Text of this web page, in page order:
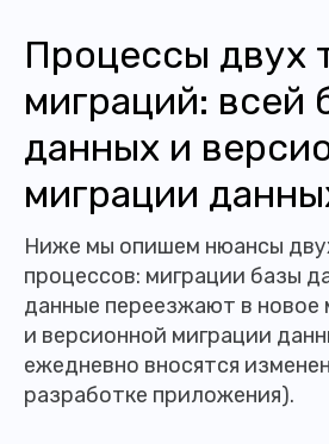
Процессы двух
миграций: всей
данных и
миграции
Ниже мы опишем нюансы
процессов: миграции базы
данные переезжают в новое
и версионной миграции
ежедневно вносятся
разработке приложения).